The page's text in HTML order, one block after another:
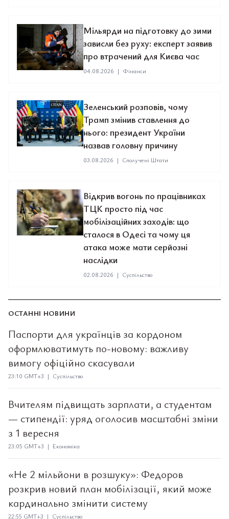
Мільярди на підготовку до зими
зависли без руху: експерт заявив
про втрачений для Києва час
04.08.2026 | Фінанси
Зеленський розповів, чому
Трамп змінив ставлення до
нього: президент України
назвав головну причину
03.08.2026 | Сполучені Штати
Відкрив вогонь по працівниках
ТЦК просто під час
мобілізаційних заходів: що
сталося в Одесі та чому ця
атака може мати серйозні
наслідки
02.08.2026 | Суспільство
ОСТАННІ НОВИНИ
Паспорти для українців за кордоном
оформлюватимуть по-новому: важливу
вимогу офіційно скасували
23:10 GMT+3 | Суспільство
Вчителям підвищать зарплати, а студентам
— стипендії: уряд оголосив масштабні зміни
з 1 вересня
23:05 GMT+3 | Економіка
«Не 2 мільйони в розшуку»: Федоров
розкрив новий план мобілізації, який може
кардинально змінити систему
22:55 GMT+3 | Суспільство